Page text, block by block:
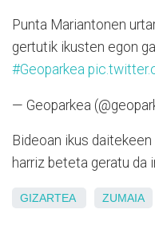
Punta Mariantonen
gertutik ikusten egon
#Geoparkea
— Geoparkea
Bideoan ikus
harriz beteta geratu da
GIZARTEA ZUMAIA